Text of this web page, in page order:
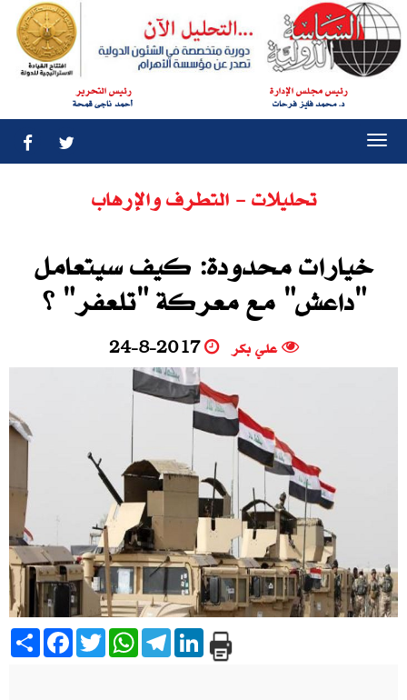
رئيس مجلس الإدارة
د. محمد فايز فرحات
رئيس التحرير
أحمد ناجى قمحة
تحليلات - التطرف والإرهاب
خيارات محدودة: كيف سيتعامل
"داعش" مع معركة "تلعفر" ؟
علي بكر 24-8-2017
Share Facebook
TwitterWhatsAppTelegramLinkedIn